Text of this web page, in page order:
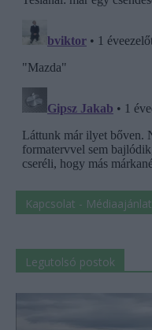
Kapcsolat - Médiaajánlat
Legutolsó postok